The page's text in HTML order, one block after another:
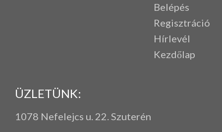
Belépés
Regisztráció
Hírlevél
Kezdőlap
ÜZLETÜNK:
1078 Nefelejcs u. 22. Szuterén